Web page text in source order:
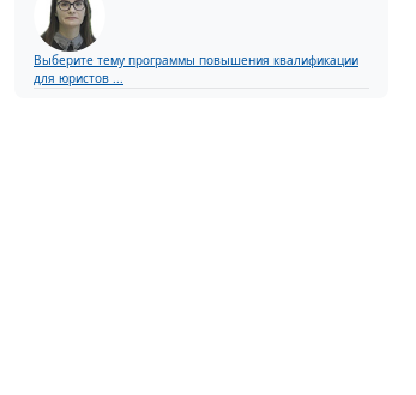
Выберите тему программы повышения квалификации
для юристов ...